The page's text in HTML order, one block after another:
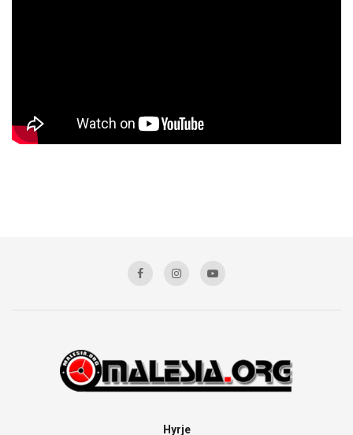
Hyrje